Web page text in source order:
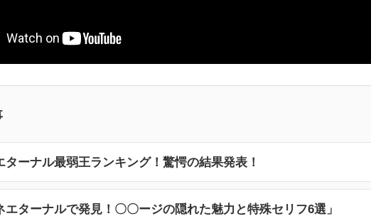
ターナル最弱王ランキング！驚愕の結果発表！
エターナルで発見！〇〇ージの隠れた魅力と特殊セリフ6選」